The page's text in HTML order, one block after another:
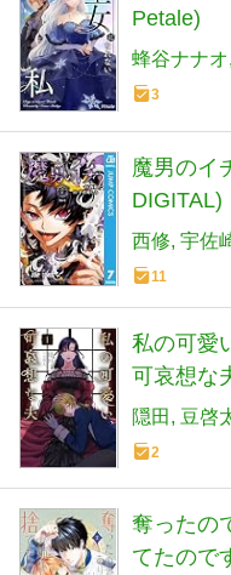
Petale)
蜂谷ナナオ
3
魔男のイ
DIGITAL)
西修 宇佐
11
私の可愛
可哀想な
クス)
隠田 豆啓
2
奪ったの
てたので